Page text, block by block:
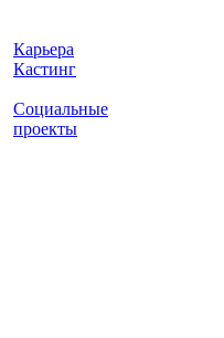
Карьера
Кастинг
Социальные
проекты